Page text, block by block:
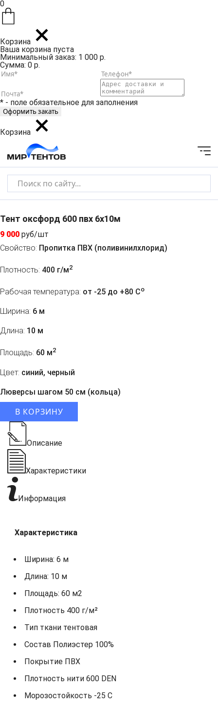
0
Корзина
Ваша корзина пуста
Минимальный заказ: 1 000 р.
Сумма: 0 р.
* - поле обязательное для заполнения
Корзина
Тент оксфорд 600 пвх 6х10м
9 000 руб/шт
Свойство: Пропитка ПВХ (поливинилхлорид)
Плотность: 400 г/м2
Рабочая температура: от -25 до +80 Co
Ширина: 6 м
Длина: 10 м
Площадь: 60 м2
Цвет: синий, черный
Люверсы шагом 50 см (кольца)
В КОРЗИНУ
Описание
Характеристики
Информация
Характеристика
Ширина: 6 м
Длина: 10 м
Площадь: 60 м2
Плотность 400 г/м²
Тип ткани тентовая
Состав Полиэстер 100%
Покрытие ПВХ
Плотность нити 600 DEN
Морозостойкость -25 С